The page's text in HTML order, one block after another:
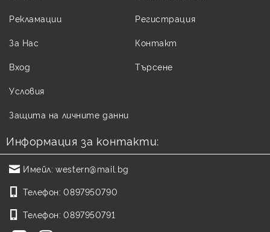
Рекламации
За Нас
Вход
Регистрация
Контакт
Търсене
Условия
Защита на личните данни
Информация за контакти:
Имейл: western@mail.bg
Телефон: 0897950790
Телефон: 0897950791